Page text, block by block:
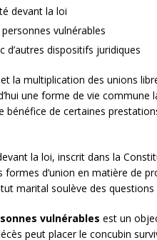
devant la loi
vulnérables
d’autres dispositifs juridiques
et la multiplication des unions
une forme de vie
bénéfice de certaines
la loi, inscrit dans la
formes d’union en matière de
marital soulève des
vulnérables est un
peut placer le concubin